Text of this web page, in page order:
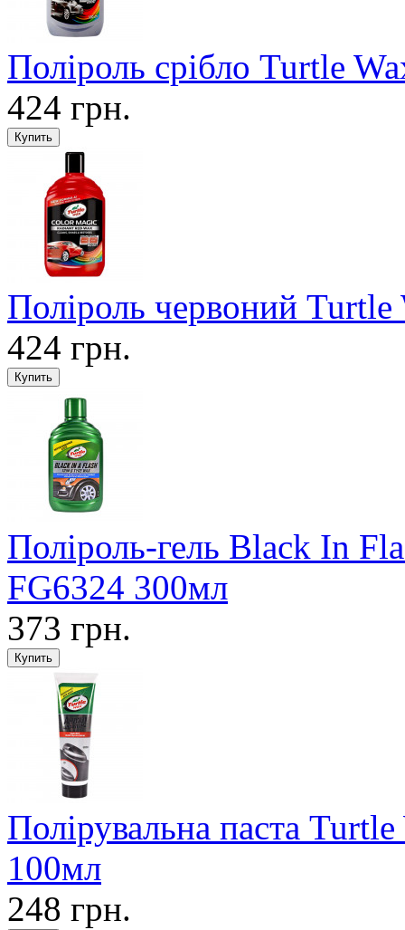
Поліроль срібло Turtle
424 грн.
Поліроль червоний
424 грн.
Поліроль-гель Black In
FG6324 300мл
373 грн.
Полірувальна паста
100мл
248 грн.